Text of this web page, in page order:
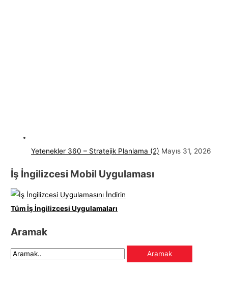
Yetenekler 360 – Stratejik Planlama (2) Mayıs 31, 2026
İş İngilizcesi Mobil Uygulaması
Tüm İş İngilizcesi Uygulamaları
Aramak